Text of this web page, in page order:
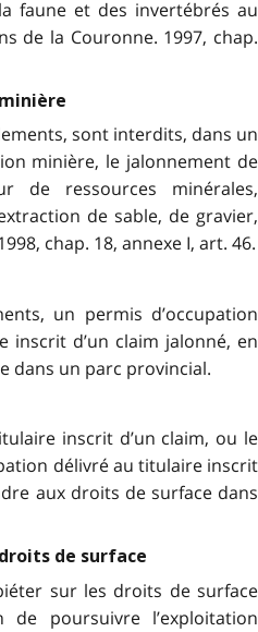
faune et des invertébrés au
de la Couronne. 1997, chap.
sont interdits, dans un
minière, le jalonnement de
de ressources minérales,
de sable, de gravier,
chap. 18, annexe I, art. 46.
un permis d’occupation
d’un claim jalonné, en
dans un parc provincial.
inscrit d’un claim, ou le
délivré au titulaire inscrit
aux droits de surface dans
de surface
sur les droits de surface
poursuivre l’exploitation